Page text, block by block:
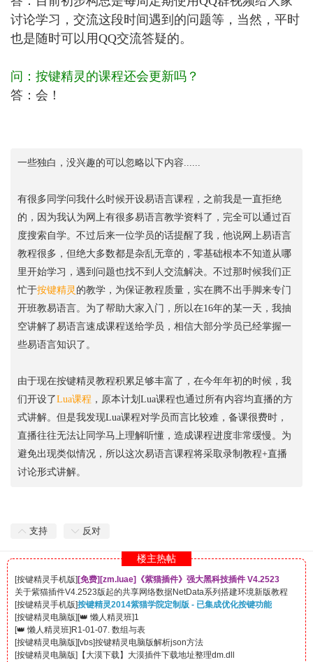
讨论学习，交流这段时间遇到的问题等，当然，平时
也是随时可以用QQ交流答疑的。
问：按键精灵的课程还会更新吗？
答：会！
一些独白，没兴趣的可以忽略以下内容......
有很多同学问我什么时候开设易语言课程，之前我是一直拒绝
的，因为我认为网上有很多易语言教学资料了，完全可以通过百
度搜索自学。不过后来一位学员的话提醒了我，他说网上易语言
教程很多，但绝大多数都是杂乱无章的，零基础根本不知道从哪
里开始学习，遇到问题也找不到人交流解决。不过那时候我们正
忙于按键精灵 的教学，为保证教程质量，实在腾不出手脚来专门
开班教易语言。为了帮助大家入门，所以在16年的某一天，我抽
空讲解了易语言速成课程送给学员，相信大部分学员已经掌握一
些易语言知识了。
由于现在按键精灵教程积累足够丰富了，在今年年初的时候，我
们开设了Lua课程 ，原本计划Lua课程也通过所有内容均直播的方
式讲解。但是我发现Lua课程对学员而言比较难，备课很费时，
直播往往无法让同学马上理解听懂，造成课程进度非常缓慢。为
避免出现类似情况，所以这次易语言课程将采取录制教程+直播
讨论形式讲解。
支持 反对
楼主热帖
[免费][zm.luae]《紫猫插件》强大黑科技插件 V4.2523
[按键精灵手机版]
关于紫猫插件V4.2523版起的共享网络数据NetData系列搭建环境新版教程
[按键精灵手机版]按键精灵2014紫猫学院定制版 - 已集成优化按键功能
[按键精灵电脑版] 1
[👑 懒人精灵班]
R1-01-07. 数组与表
[👑 懒人精灵班]
[vbs]按键精灵电脑版解析json方法
[按键精灵电脑版]
【大漠下载】大漠插件下载地址整理dm.dll
[按键精灵电脑版]